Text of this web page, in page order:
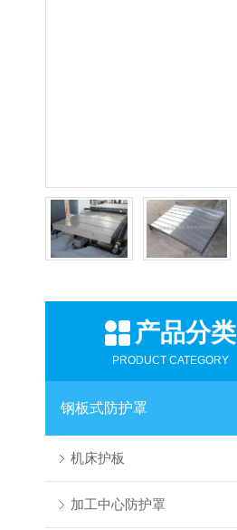
产品分类
PRODUCT CATEGORY
钢板式防护罩
机床护板
加工中心防护罩